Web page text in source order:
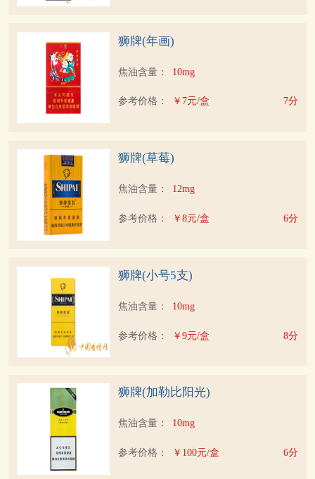
狮牌(年画)
焦油含量： 10mg
参考价格： ￥7元/盒 7分
狮牌(草莓)
焦油含量： 12mg
参考价格： ￥8元/盒 6分
狮牌(小号5支)
焦油含量： 10mg
参考价格： ￥9元/盒 8分
狮牌(加勒比阳光)
焦油含量： 10mg
参考价格： ￥100元/盒 6分